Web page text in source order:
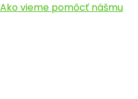
vieme pomôcť nášmu